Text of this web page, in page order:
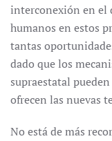
interconexión en el
humanos en estos
tantas
dado que los
supraestatal
ofrecen las nuevas
No está de más